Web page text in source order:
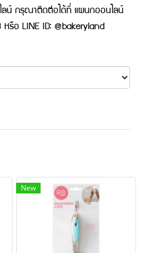
ลน์ กรุณาติดต่อได้ที่ แผนกออนไลน์
รือ LINE ID: @bakeryland
New